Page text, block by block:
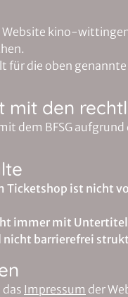
kino-
für die oben
mit den
dem BFSG
Ticketshop ist nicht
immer mit
nicht barrierefrei
das Impressum der